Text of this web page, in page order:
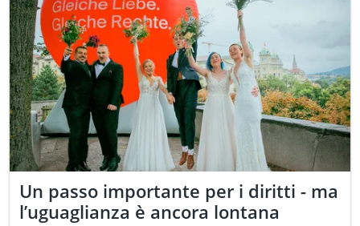
Un passo importante per i diritti - ma
l’uguaglianza è ancora lontana